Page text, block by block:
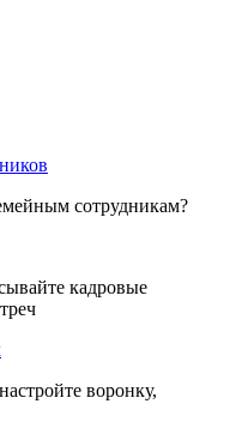
сотрудникам?
кадровые
воронку,